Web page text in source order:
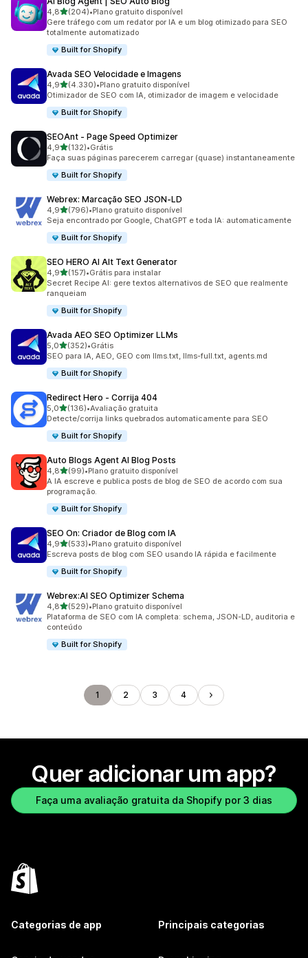
4,8de 5 estrelas
(204)
204 avaliações ao todo
•Plano gratuito disponível
Gere tráfego com um redator por IA e um blog otimizado para SEO
totalmente automatizado
Built for Shopify
Avada SEO Velocidade e Imagens
4,9de 5 estrelas
(4.330)
4330 avaliações ao todo
•Plano gratuito disponível
Otimizador de SEO com IA, otimizador de imagem e velocidade
Built for Shopify
SEOAnt ‑ Page Speed Optimizer
4,9de 5 estrelas
(132)
132 avaliações ao todo
•Grátis
Faça suas páginas parecerem carregar (quase) instantaneamente
Built for Shopify
Webrex: Marcação SEO JSON‑LD
4,9de 5 estrelas
(796)
796 avaliações ao todo
•Plano gratuito disponível
Seja encontrado por Google, ChatGPT e toda IA: automaticamente
Built for Shopify
SEO HERO AI Alt Text Generator
4,9de 5 estrelas
(157)
157 avaliações ao todo
•Grátis para instalar
Secret Recipe AI: gere textos alternativos de SEO que realmente
ranqueiam
Built for Shopify
Avada AEO SEO Optimizer LLMs
5,0de 5 estrelas
(352)
352 avaliações ao todo
•Grátis
SEO para IA, AEO, GEO com llms.txt, llms-full.txt, agents.md
Built for Shopify
Redirect Hero ‑ Corrija 404
5,0de 5 estrelas
(136)
136 avaliações ao todo
•Avaliação gratuita
Detecte/corrija links quebrados automaticamente para SEO
Built for Shopify
Auto Blogs Agent AI Blog Posts
4,8de 5 estrelas
(99)
99 avaliações ao todo
•Plano gratuito disponível
A IA escreve e publica posts de blog de SEO de acordo com sua
programação.
Built for Shopify
SEO On: Criador de Blog com IA
4,9de 5 estrelas
(533)
533 avaliações ao todo
•Plano gratuito disponível
Escreva posts de blog com SEO usando IA rápida e facilmente
Built for Shopify
Webrex:AI SEO Optimizer Schema
4,8de 5 estrelas
(529)
529 avaliações ao todo
•Plano gratuito disponível
Plataforma de SEO com IA completa: schema, JSON-LD, auditoria e
conteúdo
Built for Shopify
1 2 3 4
Quer adicionar um app?
Faça uma avaliação gratuita da Shopify por 3 dias
Categorias de app Principais categorias